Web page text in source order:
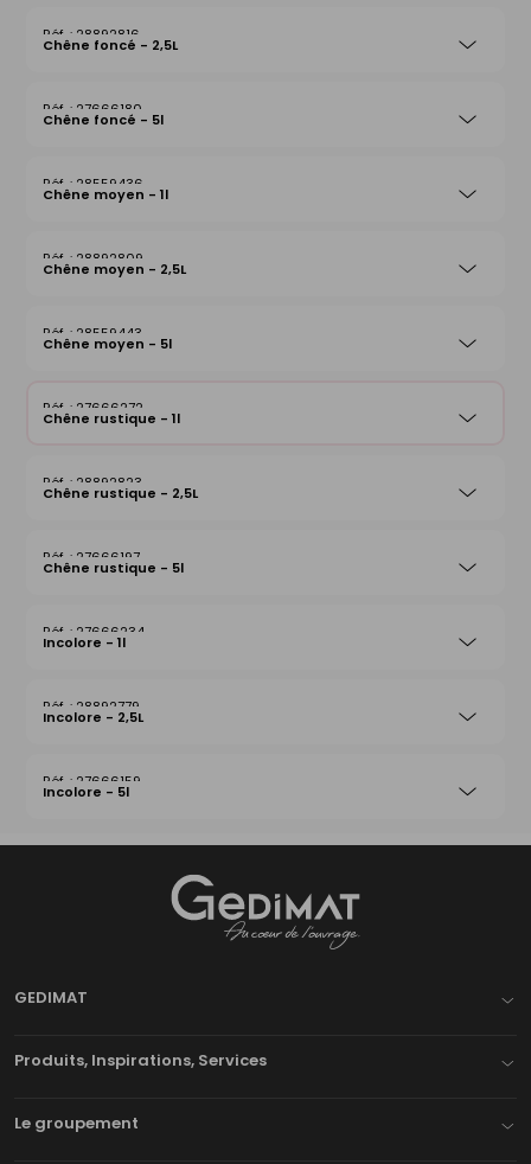
28892816
Chêne foncé - 2,5L
27666180
Chêne foncé - 5l
28559436
Chêne moyen - 1l
28892809
Chêne moyen - 2,5L
28559443
Chêne moyen - 5l
27666272
Chêne rustique - 1l
28892823
Chêne rustique - 2,5L
27666197
Chêne rustique - 5l
27666234
Incolore - 1l
28892779
Incolore - 2,5L
27666159
Incolore - 5l
GEDIMAT
Produits, Inspirations, Services
Le groupement